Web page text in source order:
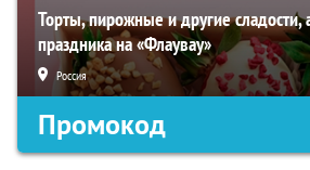
Торты, пирожные и другие сладости,
праздника на «Флаувау»
Россия
Промокод